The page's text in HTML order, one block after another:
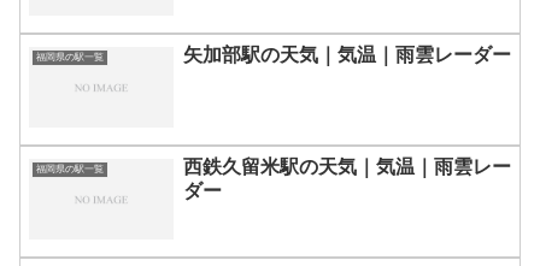
福岡県の駅一覧 矢加部駅の天気｜気温｜雨雲レーダー
福岡県の駅一覧
西鉄久留米駅の天気｜気温｜雨雲レー
ダー